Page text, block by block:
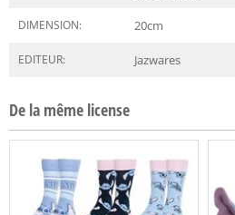
DIMENSION: 20cm
EDITEUR: Jazwares
De la même license